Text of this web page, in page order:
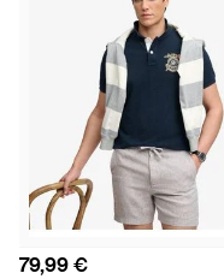
79,99 €